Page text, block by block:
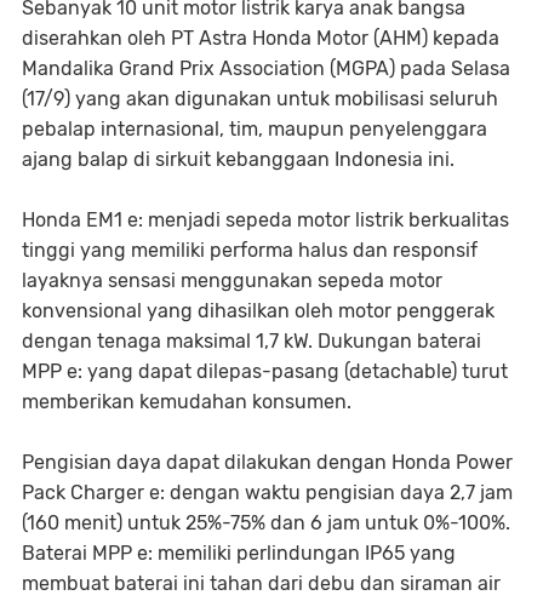
Sebanyak 10 unit motor listrik karya anak bangsa
diserahkan oleh PT Astra Honda Motor (AHM) kepada
Mandalika Grand Prix Association (MGPA) pada Selasa
(17/9) yang akan digunakan untuk mobilisasi seluruh
pebalap internasional, tim, maupun penyelenggara
ajang balap di sirkuit kebanggaan Indonesia ini.
Honda EM1 e: menjadi sepeda motor listrik berkualitas
tinggi yang memiliki performa halus dan responsif
layaknya sensasi menggunakan sepeda motor
konvensional yang dihasilkan oleh motor penggerak
dengan tenaga maksimal 1,7 kW. Dukungan baterai
MPP e: yang dapat dilepas-pasang (detachable) turut
memberikan kemudahan konsumen.
Pengisian daya dapat dilakukan dengan Honda Power
Pack Charger e: dengan waktu pengisian daya 2,7 jam
(160 menit) untuk 25%-75% dan 6 jam untuk 0%-100%.
Baterai MPP e: memiliki perlindungan IP65 yang
membuat baterai ini tahan dari debu dan siraman air